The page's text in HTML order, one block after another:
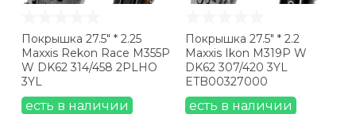
Покрышка 27.5" * 2.25
Maxxis Rekon Race M355P
W DK62 314/458 2PLHO
3YL
есть в наличии
Покрышка 27.5" * 2.2
Maxxis Ikon M319P W
DK62 307/420 3YL
ETB00327000
есть в наличии